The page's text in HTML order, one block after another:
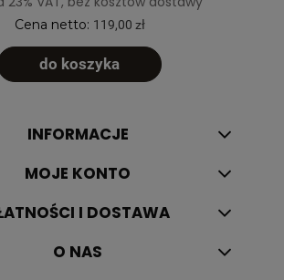
Cena netto: 119,00 zł
do koszyka
INFORMACJE
MOJE KONTO
I DOSTAWA
O NAS